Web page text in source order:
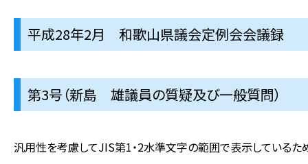
平成28年2月 和歌山県議会定例会会議録
第3号（新島 雄議員の質疑及び一般質問）
汎用性を考慮してJIS第1・2水準文字の範囲で表示しているた